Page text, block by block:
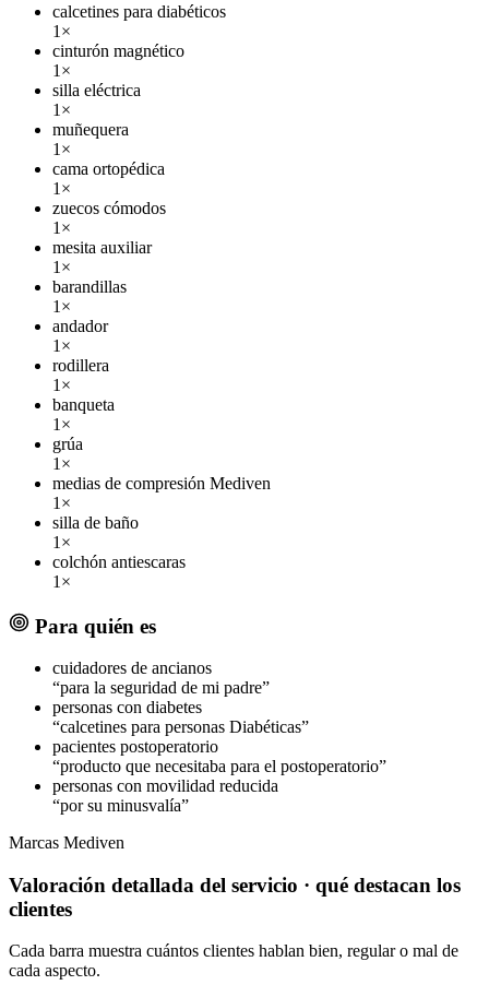
calcetines para diabéticos
1×
cinturón magnético
1×
silla eléctrica
1×
muñequera
1×
cama ortopédica
1×
zuecos cómodos
1×
mesita auxiliar
1×
barandillas
1×
andador
1×
rodillera
1×
banqueta
1×
grúa
1×
medias de compresión Mediven
1×
silla de baño
1×
colchón antiescaras
1×
Para quién es
cuidadores de ancianos
“para la seguridad de mi padre”
personas con diabetes
“calcetines para personas Diabéticas”
pacientes postoperatorio
“producto que necesitaba para el postoperatorio”
personas con movilidad reducida
“por su minusvalía”
Marcas Mediven
Valoración detallada del servicio · qué destacan los
clientes
Cada barra muestra cuántos clientes hablan bien, regular o mal de
cada aspecto.